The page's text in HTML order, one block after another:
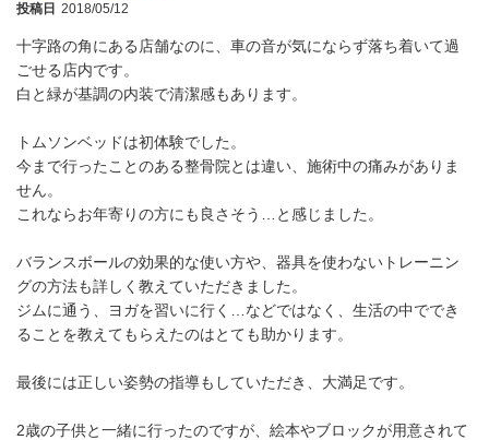
投稿日 2018/05/12
十字路の角にある店舗なのに、車の音が気にならず落ち着いて過
ごせる店内です。
白と緑が基調の内装で清潔感もあります。
トムソンベッドは初体験でした。
今まで行ったことのある整骨院とは違い、施術中の痛みがありま
せん。
これならお年寄りの方にも良さそう…と感じました。
バランスボールの効果的な使い方や、器具を使わないトレーニン
グの方法も詳しく教えていただきました。
ジムに通う、ヨガを習いに行く…などではなく、生活の中ででき
ることを教えてもらえたのはとても助かります。
最後には正しい姿勢の指導もしていただき、大満足です。
2歳の子供と一緒に行ったのですが、絵本やブロックが用意されて